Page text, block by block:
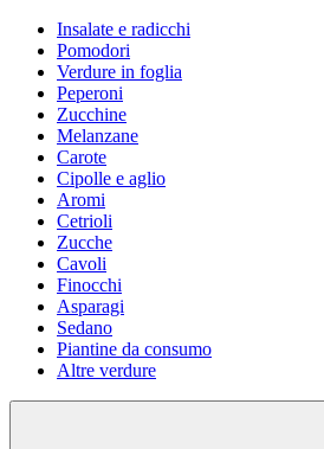
Insalate e radicchi
Pomodori
Verdure in foglia
Peperoni
Zucchine
Melanzane
Carote
Cipolle e aglio
Aromi
Cetrioli
Zucche
Cavoli
Finocchi
Asparagi
Sedano
Piantine da consumo
Altre verdure